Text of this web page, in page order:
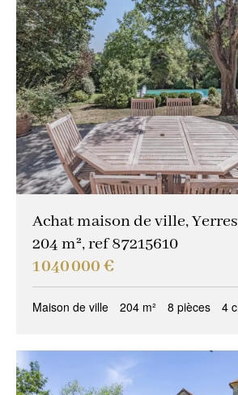
Achat maison de ville,
204 m², ref 87215610
1 040 000 €
Maison de ville 204 m² 8 pièces 4